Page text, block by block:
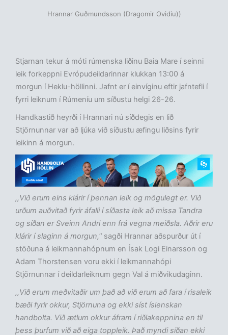
Hrannar Guðmundsson (Dragomir Ovidiu))
Stjarnan tekur á móti rúmenska liðinu Baia Mare í seinni
leik forkeppni Evrópudeildarinnar klukkan 13:00 á
morgun í Heklu-höllinni. Jafnt er í einvíginu eftir jafntefli í
fyrri leiknum í Rúmeníu um síðustu helgi 26-26.
Handkastið heyrði í Hrannari nú síðdegis en lið
Stjörnunnar var að ljúka við síðustu æfingu liðsins fyrir
leikinn á morgun.
,,Við erum eins klárir í þennan leik og mögulegt er. Við
urðum auðvitað fyrir áfalli í síðasta leik að missa Tandra
og síðan er Sveinn Andri enn frá vegna meiðsla. Aðrir eru
klárir í slaginn á morgun," sagði Hrannar aðspurður út í
stöðuna á leikmannahópnum en Ísak Logi Einarsson og
Adam Thorstensen voru ekki í leikmannahópi
Stjörnunnar í deildarleiknum gegn Val á miðvikudaginn.
,,Við erum meðvitaðir um það að við erum að fara í risaleik
bæði fyrir okkur, Stjörnuna og ekki síst íslenskan
handbolta. Við ætlum okkur áfram í riðlakeppnina en til
þess þurfum við að eiga toppleik. Það myndi síðan ekki